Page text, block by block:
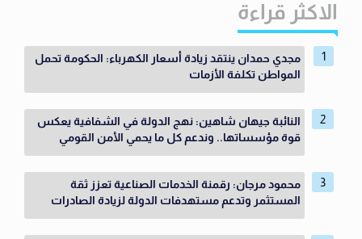
الاكثر قراءة
مجدي حمدان ينتقد زيادة أسعار الكهرباء: الحكومة تحمل
المواطن تكلفة الأزمات
النائبة جيهان شاهين: نهج الدولة في الشفافية يعكس
قوة مؤسساتها.. وندعم كل ما يحمي الأمن القومي
محمود مرجان: رقمنة الخدمات الصناعية تعزز ثقة
المستثمر وتدعم مستهدفات الدولة لزيادة الصادرات